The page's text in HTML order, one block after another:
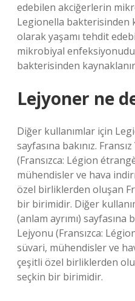
edebilen akciğerlerin
Legionella bakterisinden
olarak yaşamı tehdit
mikrobiyal
bakterisinden
Lejyoner ne
Diğer kullanımlar için
sayfasına bakınız.
(Fransızca: Légion
mühendisler ve hava
özel birliklerden oluşan
bir birimidir. Diğer
(anlam ayrımı) sayfasına
Lejyonu (Fransızca:
süvari, mühendisler ve
çeşitli özel birliklerden
seçkin bir birimidir.